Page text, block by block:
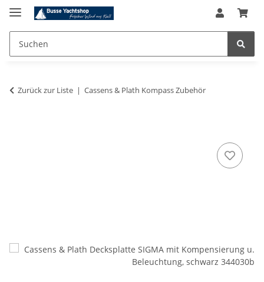
Zurück zur Liste Cassens & Plath Kompass Zubehör